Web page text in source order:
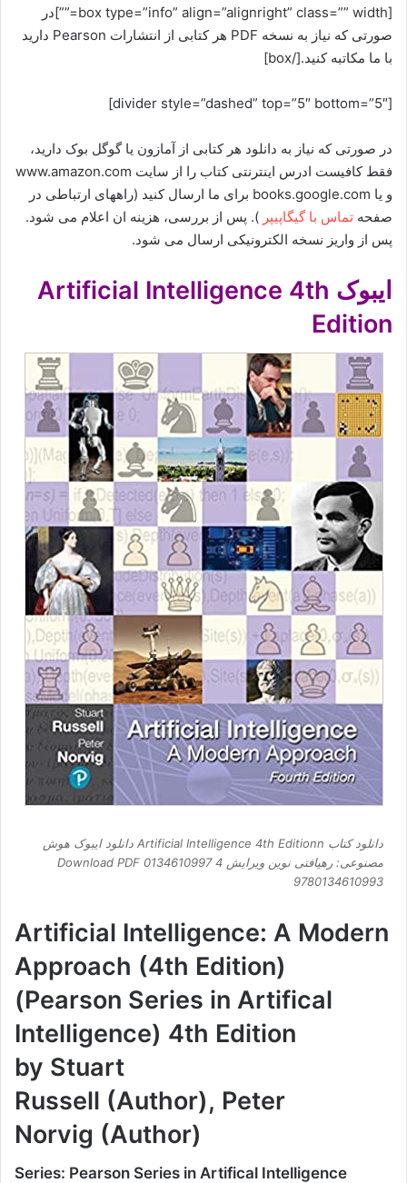
[box type=”info” align=”alignright” class=”” width=””]در
صورتی که نیاز به نسخه PDF هر کتابی از انتشارات Pearson دارید
با ما مکاتبه کنید.[/box]
[divider style=”dashed” top=”5″ bottom=”5″]
در صورتی که نیاز به دانلود هر کتابی از آمازون یا گوگل بوک دارید،
فقط کافیست ادرس اینترنتی کتاب را از سایت www.amazon.com
و یا books.google.com برای ما ارسال کنید (راههای ارتباطی در
صفحه تماس با گیگاپیپر ). پس از بررسی، هزینه ان اعلام می شود.
پس از واریز نسخه الکترونیکی ارسال می شود.
ایبوک Artificial Intelligence 4th
Edition
دانلود کتاب Artificial Intelligence 4th Editionn دانلود ایبوک هوش
مصنوعی: رهیافتی نوین ویرایش 4 Download PDF 0134610997
9780134610993
Artificial Intelligence: A Modern
Approach (4th Edition)
(Pearson Series in Artifical
Intelligence) 4th Edition
by Stuart
Russell (Author), Peter
Norvig (Author)
Series: Pearson Series in Artifical Intelligence